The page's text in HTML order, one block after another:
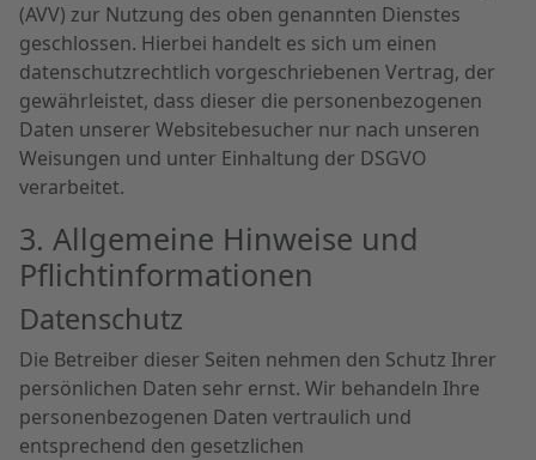
(AVV) zur Nutzung des oben genannten Dienstes
geschlossen. Hierbei handelt es sich um einen
datenschutzrechtlich vorgeschriebenen Vertrag, der
gewährleistet, dass dieser die personenbezogenen
Daten unserer Websitebesucher nur nach unseren
Weisungen und unter Einhaltung der DSGVO
verarbeitet.
3. Allgemeine Hinweise und
Pflicht­informationen
Datenschutz
Die Betreiber dieser Seiten nehmen den Schutz Ihrer
persönlichen Daten sehr ernst. Wir behandeln Ihre
personenbezogenen Daten vertraulich und
entsprechend den gesetzlichen